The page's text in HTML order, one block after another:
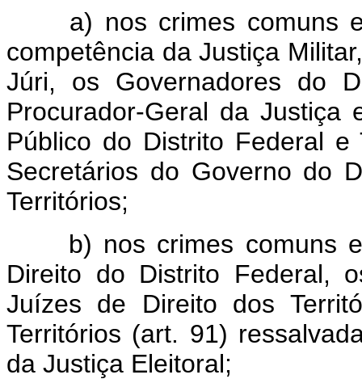
a) nos crimes comuns e
competência da Justiça
Júri, os Governadores do
Procurador-Geral da Justiça
Público do Distrito Federal
Secretários do Governo do
Territórios;
b) nos crimes comuns e
Direito do Distrito Federal,
Juízes de Direito dos
Territórios (art. 91)
da Justiça Eleitoral;